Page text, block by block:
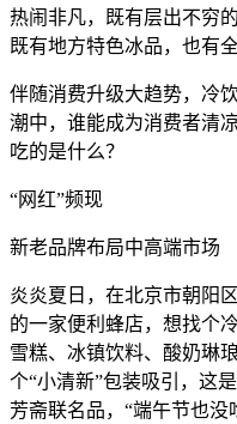
热闹非凡，既有层出不穷
既有地方特色冰品，也有
伴随消费升级大趋势，冷
潮中，谁能成为消费者清
吃的是什么？
“网红”频现
新老品牌布局中高端市场
炎炎夏日，在北京市朝阳
的一家便利蜂店，想找个
雪糕、冰镇饮料、酸奶琳
个“小清新”包装吸引，这
芳斋联名品，“端午节也